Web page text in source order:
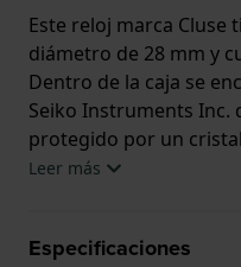
Este reloj marca Cluse
diámetro de 28 mm y
Dentro de la caja se
Seiko Instruments Inc.
protegido por un
reloj viene con 2 años
Leer más
Especificaciones